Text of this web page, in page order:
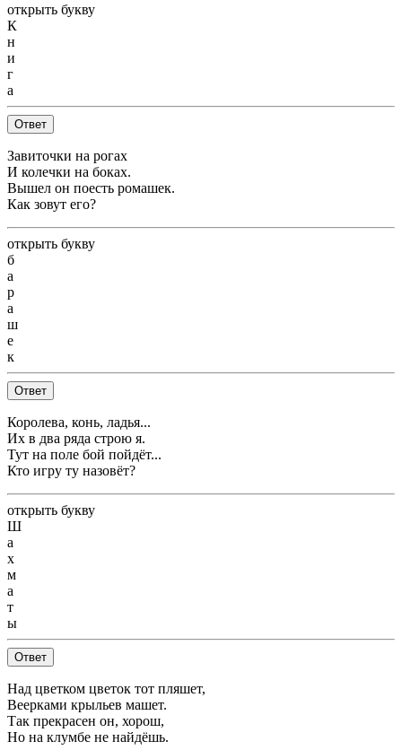
открыть букву
К
н
и
г
а
Ответ
Завиточки на рогах
И колечки на боках.
Вышел он поесть ромашек.
Как зовут его?
открыть букву
б
а
р
а
ш
е
к
Ответ
Королева, конь, ладья...
Их в два ряда строю я.
Тут на поле бой пойдёт...
Кто игру ту назовёт?
открыть букву
Ш
а
х
м
а
т
ы
Ответ
Над цветком цветок тот пляшет,
Веерками крыльев машет.
Так прекрасен он, хорош,
Но на клумбе не найдёшь.